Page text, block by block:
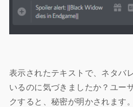
表示されたテキストで、ネタバ
いるのに気づきましたか？ユー
クすると、秘密が明かされます